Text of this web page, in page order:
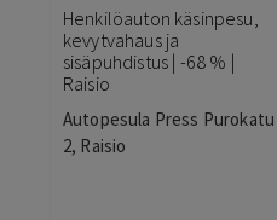
Henkilöauton käsinpesu,
kevytvahaus ja
sisäpuhdistus | -68 % |
Raisio
Autopesula Press Purokatu
2, Raisio